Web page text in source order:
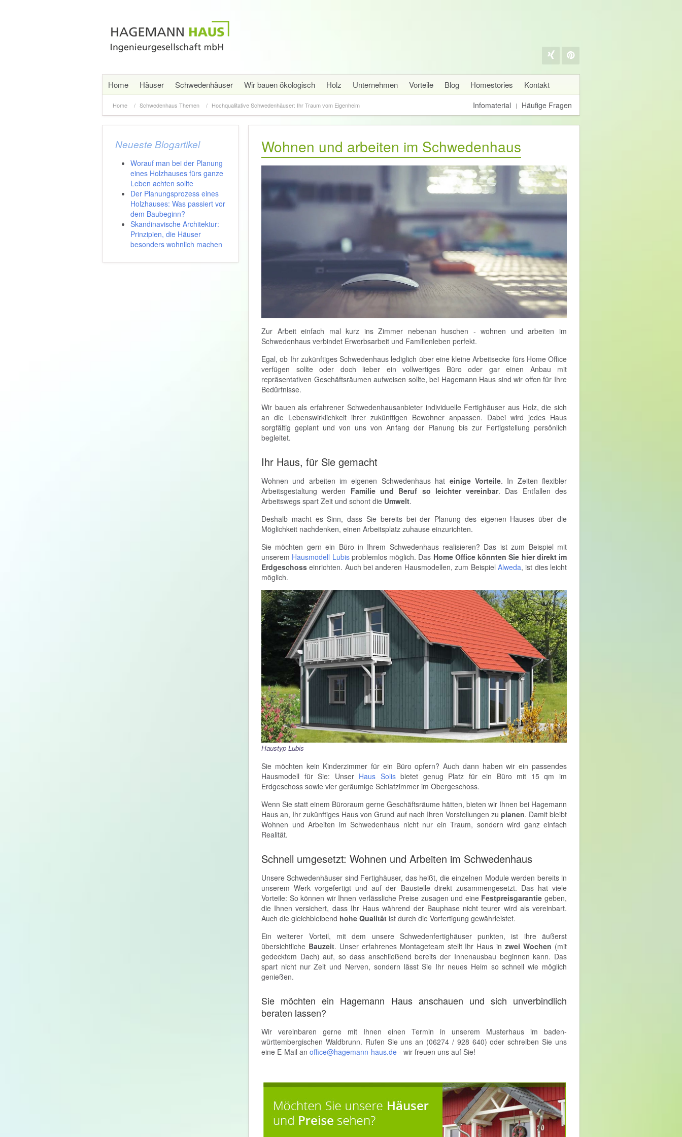
Home Häuser Schwedenhäuser Wir bauen ökologisch Holz Unternehmen Vorteile Blog Homestories Kontakt
Home Schwedenhaus Themen Hochqualitative Schwedenhäuser: Ihr Traum vom Eigenheim Infomaterial Häufige Fragen
Wohnen und arbeiten im Schwedenhaus
Zur Arbeit einfach mal kurz ins Zimmer nebenan huschen - wohnen und arbeiten im
Schwedenhaus verbindet Erwerbsarbeit und Familienleben perfekt.
Egal, ob Ihr zukünftiges Schwedenhaus lediglich über eine kleine Arbeitsecke fürs Home Office
verfügen sollte oder doch lieber ein vollwertiges Büro oder gar einen Anbau mit
repräsentativen Geschäftsräumen aufweisen sollte, bei Hagemann Haus sind wir offen für Ihre
Bedürfnisse.
Wir bauen als erfahrener Schwedenhausanbieter individuelle Fertighäuser aus Holz, die sich
an die Lebenswirklichkeit ihrer zukünftigen Bewohner anpassen. Dabei wird jedes Haus
sorgfältig geplant und von uns von Anfang der Planung bis zur Fertigstellung persönlich
begleitet.
Ihr Haus, für Sie gemacht
Wohnen und arbeiten im eigenen Schwedenhaus hat einige Vorteile. In Zeiten flexibler
Arbeitsgestaltung werden Familie und Beruf so leichter vereinbar. Das Entfallen des
Arbeitswegs spart Zeit und schont die Umwelt.
Deshalb macht es Sinn, dass Sie bereits bei der Planung des eigenen Hauses über die
Möglichkeit nachdenken, einen Arbeitsplatz zuhause einzurichten.
Sie möchten gern ein Büro in Ihrem Schwedenhaus realisieren? Das ist zum Beispiel mit
unserem Hausmodell Lubisproblemlos möglich. Das Home Office könnten Sie hier direkt im
Erdgeschoss einrichten. Auch bei anderen Hausmodellen, zum Beispiel Alweda, ist dies leicht
möglich.
Haustyp Lubis
Sie möchten kein Kinderzimmer für ein Büro opfern? Auch dann haben wir ein passendes
Hausmodell für Sie: Unser Haus Solisbietet genug Platz für ein Büro mit 15 qm im
Erdgeschoss sowie vier geräumige Schlafzimmer im Obergeschoss.
Wenn Sie statt einem Büroraum gerne Geschäftsräume hätten, bieten wir Ihnen bei Hagemann
Haus an, Ihr zukünftiges Haus von Grund auf nach Ihren Vorstellungen zu planen. Damit bleibt
Wohnen und Arbeiten im Schwedenhaus nicht nur ein Traum, sondern wird ganz einfach
Realität.
Schnell umgesetzt: Wohnen und Arbeiten im Schwedenhaus
Unsere Schwedenhäuser sind Fertighäuser, das heißt, die einzelnen Module werden bereits in
unserem Werk vorgefertigt und auf der Baustelle direkt zusammengesetzt. Das hat viele
Vorteile: So können wir Ihnen verlässliche Preise zusagen und eine Festpreisgarantie geben,
die Ihnen versichert, dass Ihr Haus während der Bauphase nicht teurer wird als vereinbart.
Auch die gleichbleibend hohe Qualität ist durch die Vorfertigung gewährleistet.
Ein weiterer Vorteil, mit dem unsere Schwedenfertighäuser punkten, ist ihre äußerst
übersichtliche Bauzeit. Unser erfahrenes Montageteam stellt Ihr Haus inzwei Wochen (mit
gedecktem Dach) auf, so dass anschließend bereits der Innenausbau beginnen kann. Das
spart nicht nur Zeit und Nerven, sondern lässt Sie Ihr neues Heim so schnell wie möglich
genießen.
Sie möchten ein Hagemann Haus anschauen und sich unverbindlich
beraten lassen?
Wir vereinbaren gerne mit Ihnen einen Termin in unserem Musterhaus im baden-
württembergischen Waldbrunn. Rufen Sie uns an (06274 / 928 640) oder schreiben Sie uns
eine E-Mail an office@hagemann-haus.de - wir freuen uns auf Sie!
Neueste Blogartikel
Worauf man bei der Planung
eines Holzhauses fürs ganze
Leben achten sollte
Der Planungsprozess eines
Holzhauses: Was passiert vor
dem Baubeginn?
Skandinavische Architektur:
Prinzipien, die Häuser
besonders wohnlich machen